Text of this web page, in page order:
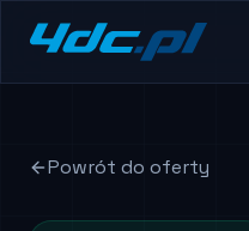
Powrót do oferty